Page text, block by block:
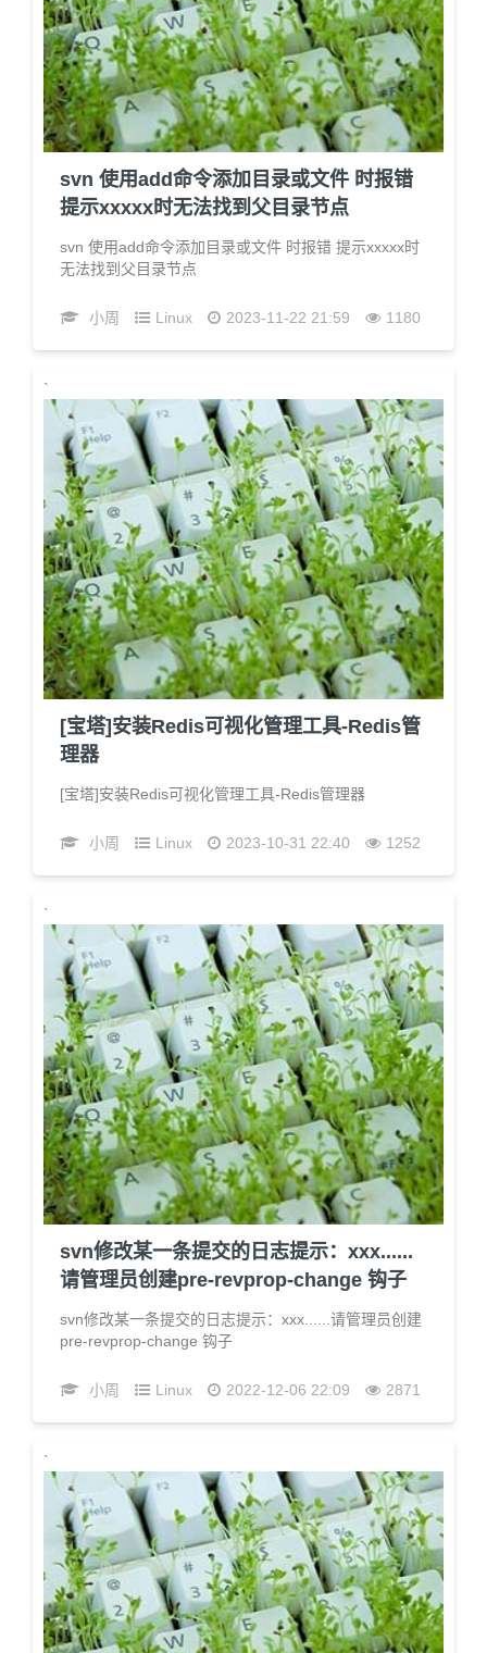
svn 使用add命令添加目录或文件 时报错
提示xxxxx时无法找到父目录节点
svn 使用add命令添加目录或文件 时报错 提示xxxxx时
无法找到父目录节点
小周 Linux 2023-11-22 21:59 1180
`
[宝塔]安装Redis可视化管理工具-Redis管
理器
[宝塔]安装Redis可视化管理工具-Redis管理器
小周 Linux 2023-10-31 22:40 1252
`
svn修改某一条提交的日志提示：xxx......
请管理员创建pre-revprop-change 钩子
svn修改某一条提交的日志提示：xxx......请管理员创建
pre-revprop-change 钩子
小周 Linux 2022-12-06 22:09 2871
`